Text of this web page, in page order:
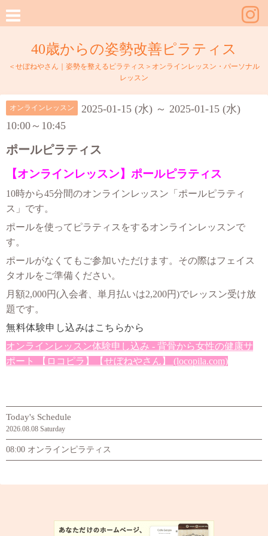
40歳からの姿勢改善ピラティス
＜せぼねやさん｜姿勢を整えるピラティス＞オンラインレッスン・パーソナル
レッスン
オンラインレッスン
2025-01-15 (水) ～ 2025-01-15 (水)
10:00～10:45
ポールピラティス
【オンラインレッスン】ポールピラティス
10時から45分間のオンラインレッスン「ポールピラティ
ス」です。
ポールを使ってピラティスをするオンラインレッスンで
す。
ポールがなくてもご参加いただけます。その際はフェイス
タオルをご準備ください。
月額2,000円(入会者、単月払いは2,200円)でレッスン受け放
題です。
無料体験申し込みはこちらから
オンラインレッスン体験申し込み - 背骨から女性の健康サ
ポート 【ロコピラ】【せぼねやさん】 (locopila.com)
Today's Schedule
2026.08.08 Saturday
08:00 オンラインピラティス